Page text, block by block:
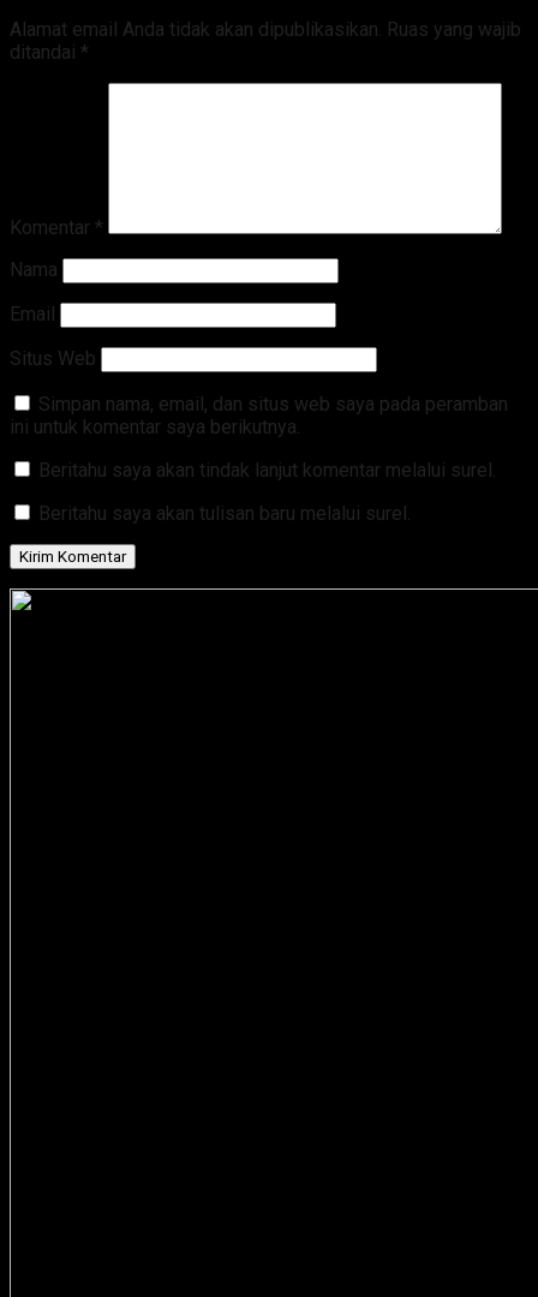
Alamat email Anda tidak akan dipublikasikan. Ruas yang wajib
ditandai *
Komentar *
Nama
Email
Situs Web
Simpan nama, email, dan situs web saya pada peramban
ini untuk komentar saya berikutnya.
Beritahu saya akan tindak lanjut komentar melalui surel.
Beritahu saya akan tulisan baru melalui surel.